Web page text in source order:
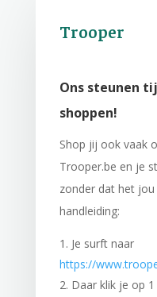
Trooper
Ons steunen
shoppen!
Shop jij ook vaak
Trooper.be en je
zonder dat het
handleiding:
Je surft naar
https://
Daar klik je op